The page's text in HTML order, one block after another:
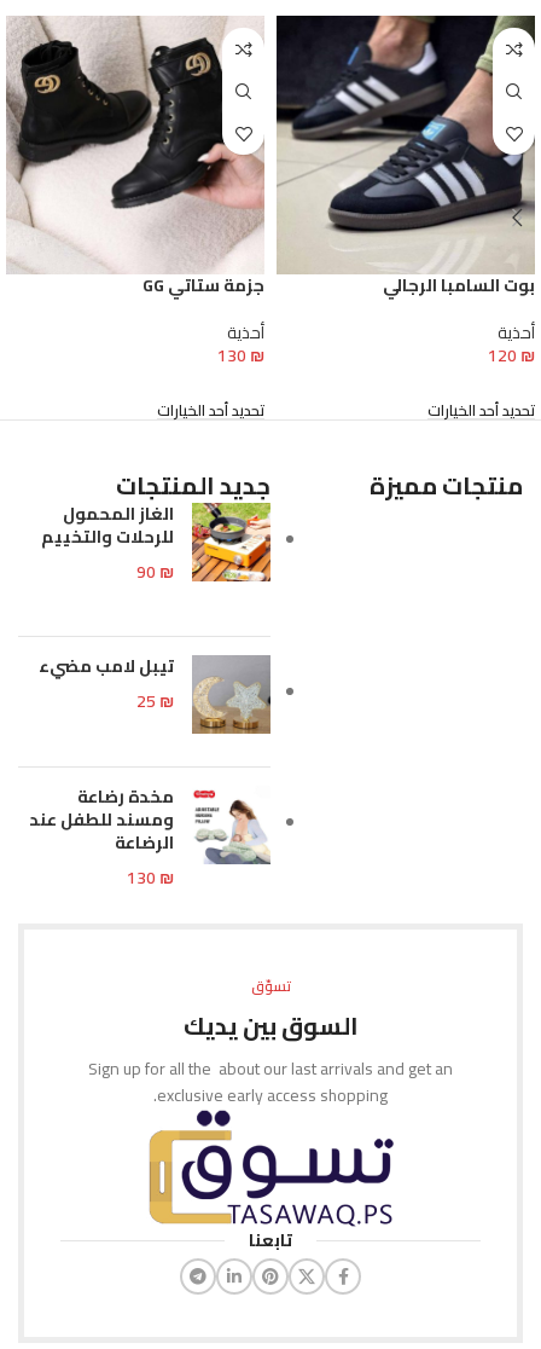
بوت السامبا الرجالي
أحذية
120₪
تحديد أحد الخيارات
جزمة ستاتي GG
أحذية
130₪
تحديد أحد الخيارات
منتجات مميزة جديد المنتجات
الغاز المحمول
للرحلات والتخييم
90₪
تيبل لامب مضيء
25₪
مخدة رضاعة
ومسند للطفل عند
الرضاعة
130₪
تسوّق
السوق بين يديك
Sign up for all the about our last arrivals and get an
exclusive early access shopping.
تابعنا